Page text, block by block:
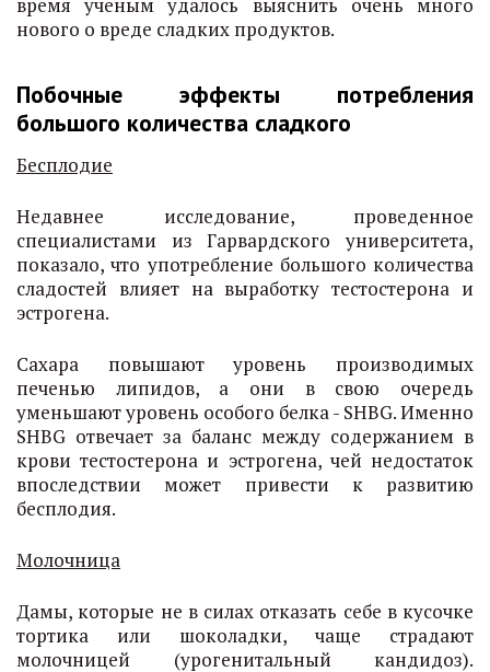
нового о вреде сладких продуктов.
Побочные эффекты потребления
большого количества сладкого
Бесплодие
Недавнее исследование, проведенное
специалистами из Гарвардского университета,
показало, что употребление большого количества
сладостей влияет на выработку тестостерона и
эстрогена.
Сахара повышают уровень производимых
печенью липидов, а они в свою очередь
уменьшают уровень особого белка - SHBG. Именно
SHBG отвечает за баланс между содержанием в
крови тестостерона и эстрогена, чей недостаток
впоследствии может привести к развитию
бесплодия.
Молочница
Дамы, которые не в силах отказать себе в кусочке
тортика или шоколадки, чаще страдают
молочницей (урогенитальный кандидоз).